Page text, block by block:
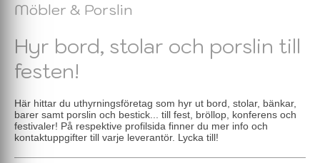
Möbler & Porslin
Hyr bord, stolar och porslin till
festen!
Här hittar du uthyrningsföretag som hyr ut bord, stolar, bänkar,
barer samt porslin och bestick... till fest, bröllop, konferens och
festivaler! På respektive profilsida finner du mer info och
kontaktuppgifter till varje leverantör. Lycka till!